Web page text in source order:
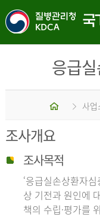
응급
홈 사업
조사개요
조사목적
‘응급실손상환자
상 기전과 원인에
책의 수립·평가를